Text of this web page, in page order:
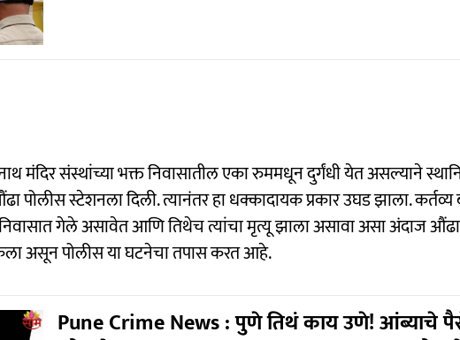
मंदिर संस्थांच्या भक्त निवासातील एका रुममधून दुर्गंधी येत असल्याने
पोलीस स्टेशनला दिली. त्यानंतर हा धक्कादायक प्रकार उघड झाला.
निवासात गेले असावेत आणि तिथेच त्यांचा मृत्यू झाला असावा असा अंदाज औंढा
असून पोलीस या घटनेचा तपास करत आहे.
Pune Crime News : पुणे तिथं काय उणे! आंब्याचे